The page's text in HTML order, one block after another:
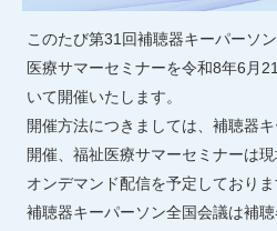
このたび第31回補聴器キーパーソ
医療サマーセミナーを令和8年6月
いて開催いたします。
開催方法につきましては、補聴器
開催、福祉医療サマーセミナーは
オンデマンド配信を予定しておりま
補聴器キーパーソン全国会議は補